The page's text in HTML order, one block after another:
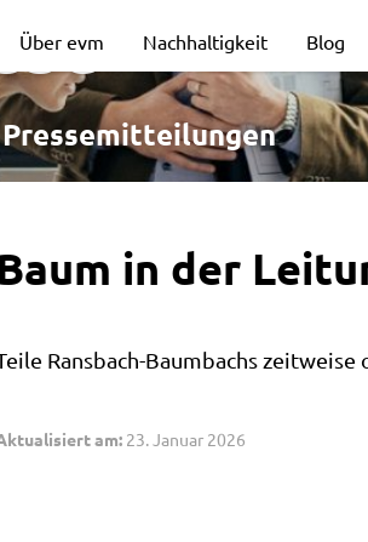
Über evm Nachhaltigkeit Blog
in der
Ransbach-Baumbachs
am: 23. Januar 2026